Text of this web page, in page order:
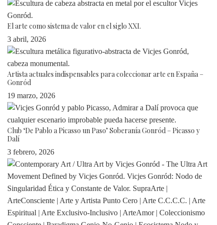
El arte como sistema de valor en el siglo XXI.
3 abril, 2026
Artista actuales indispensables para coleccionar arte en España –
Gonród
19 marzo, 2026
Club ‘De Pablo a Picasso un Paso’ Soberanía Gonród – Picasso y
Dalí
3 febrero, 2026